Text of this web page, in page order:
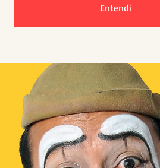
Entendi